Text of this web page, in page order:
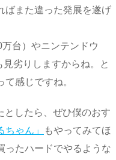
ばまた違った発展を遂げ
台）やニンテンドウ
劣りしますからね。と
感じですね。
としたら、ぜひ僕のおす
ちゃん」
もやってみてほ
ったハードでやるような